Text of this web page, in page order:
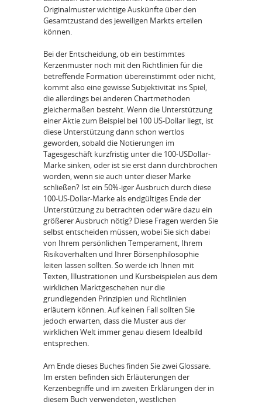
Originalmuster wichtige Auskünfte über den
Gesamtzustand des jeweiligen Markts erteilen
können.
Bei der Entscheidung, ob ein bestimmtes
Kerzenmuster noch mit den Richtlinien für die
betreffende Formation übereinstimmt oder nicht,
kommt also eine gewisse Subjektivität ins Spiel,
die allerdings bei anderen Chartmethoden
gleichermaßen besteht. Wenn die Unterstützung
einer Aktie zum Beispiel bei 100 US-Dollar liegt, ist
diese Unterstützung dann schon wertlos
geworden, sobald die Notierungen im
Tagesgeschäft kurzfristig unter die 100-USDollar-
Marke sinken, oder ist sie erst dann durchbrochen
worden, wenn sie auch unter dieser Marke
schließen? Ist ein 50%-iger Ausbruch durch diese
100-US-Dollar-Marke als endgültiges Ende der
Unterstützung zu betrachten oder wäre dazu ein
größerer Ausbruch nötig? Diese Fragen werden Sie
selbst entscheiden müssen, wobei Sie sich dabei
von Ihrem persönlichen Temperament, Ihrem
Risikoverhalten und Ihrer Börsenphilosophie
leiten lassen sollten. So werde ich Ihnen mit
Texten, Illustrationen und Kursbeispielen aus dem
wirklichen Marktgeschehen nur die
grundlegenden Prinzipien und Richtlinien
erläutern können. Auf keinen Fall sollten Sie
jedoch erwarten, dass die Muster aus der
wirklichen Welt immer genau diesem Idealbild
entsprechen.
Am Ende dieses Buches finden Sie zwei Glossare.
Im ersten befinden sich Erläuterungen der
Kerzenbegriffe und im zweiten Erklärungen der in
diesem Buch verwendeten, westlichen